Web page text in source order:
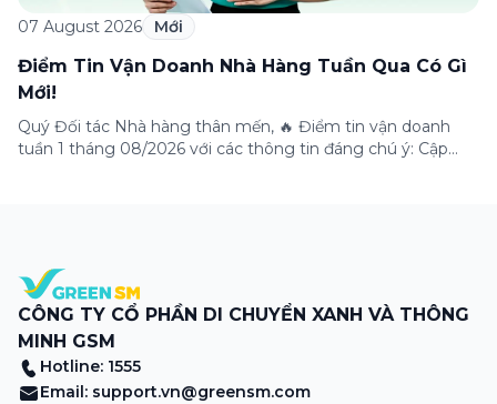
07 August 2026 Mới
Điểm Tin Vận Doanh Nhà Hàng Tuần Qua Có Gì
Mới!
Quý Đối tác Nhà hàng thân mến, 🔥 Điểm tin vận doanh
tuần 1 tháng 08/2026 với các thông tin đáng chú ý: Cập
CÔNG TY CỔ PHẦN DI CHUYỂN XANH VÀ THÔNG
MINH GSM
Hotline: 1555
Email: support.vn@greensm.com